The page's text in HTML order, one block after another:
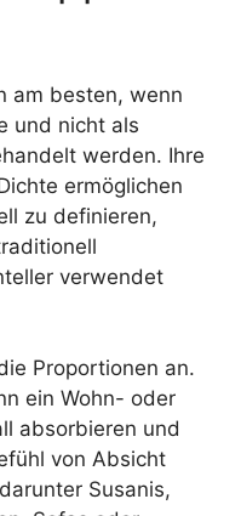
am besten, wenn
und nicht als
werden. Ihre
ermöglichen
zu definieren,
verwendet
Proportionen an.
ein Wohn- oder
absorbieren und
von Absicht
Susanis,